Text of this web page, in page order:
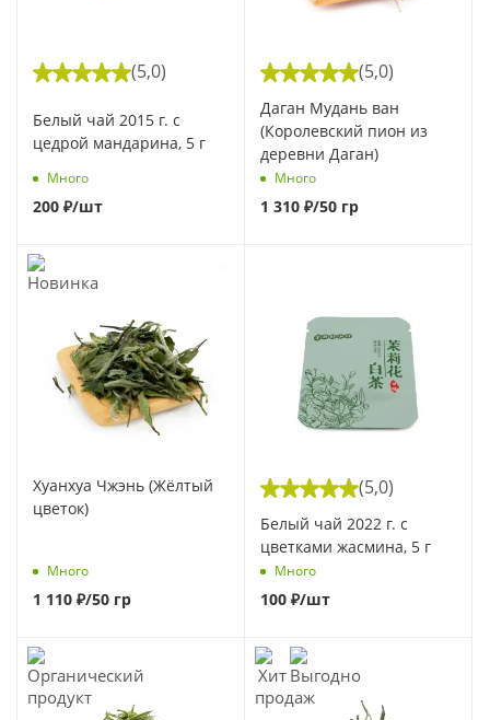
(5,0)
Белый чай 2015 г. с
цедрой мандарина, 5 г
Много
200 ₽/шт
(5,0)
Даган Мудань ван
(Королевский пион из
деревни Даган)
Много
1 310 ₽/50 гр
Хуанхуа Чжэнь (Жёлтый
цветок)
Много
1 110 ₽/50 гр
(5,0)
Белый чай 2022 г. с
цветками жасмина, 5 г
Много
100 ₽/шт